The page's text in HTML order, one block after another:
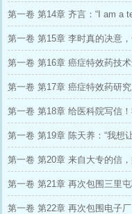
第一卷 第14章 齐言：“I am a
第一卷 第15章 李时真的决意
第一卷 第16章 癌症特效药技
第一卷 第17章 癌症特效药研
第一卷 第18章 给医科院写信！
第一卷 第19章 陈天养：“我想
第一卷 第20章 来自大专的信
第一卷 第21章 再次包围三里屯
第一卷 第22章 再次包围电子厂